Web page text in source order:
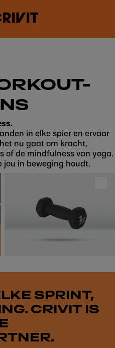
in elke spier en ervaar
nu gaat om kracht,
of de mindfulness van yoga.
jou in beweging houdt.
SPRINT,
CRIVIT IS